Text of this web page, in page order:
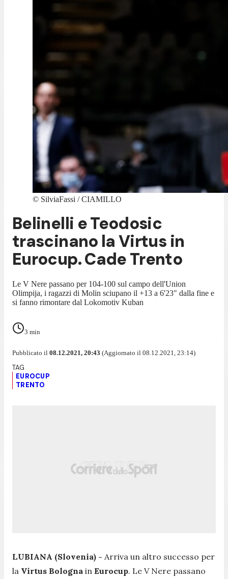
© SilviaFassi / CIAMILLO
Belinelli e Teodosic
trascinano la Virtus in
Eurocup. Cade Trento
Le V Nere passano per 104-100 sul campo dell'Union
Olimpija, i ragazzi di Molin sciupano il +13 a 6'23" dalla fine e
si fanno rimontare dal Lokomotiv Kuban
3 min
Pubblicato il 08.12.2021, 20:43 (Aggiornato il 08.12.2021, 23:14)
EUROCUP
TRENTO
LUBIANA (Slovenia) - Arriva un altro successo per
la Virtus Bologna in Eurocup. Le V Nere passano